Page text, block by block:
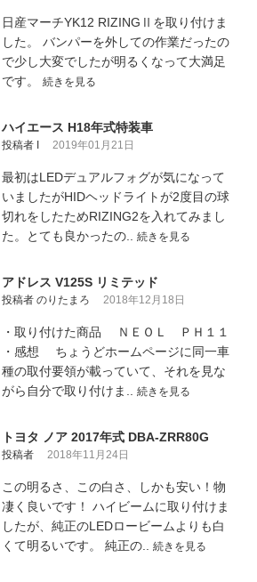
日産マーチYK12 RIZINGⅡを取り付けま
した。 バンパーを外しての作業だったの
で少し大変でしたが明るくなって大満足
です。 続きを見る
ハイエース H18年式特装車
投稿者 I 2019年01月21日
最初はLEDデュアルフォグが気になって
いましたがHIDヘッドライトが2度目の球
切れをしたためRIZING2を入れてみまし
た。とても良かったの.. 続きを見る
アドレス V125S リミテッド
投稿者 のりたまろ 2018年12月18日
・取り付けた商品 ＮＥＯＬ ＰＨ１１
・感想 ちょうどホームページに同一車
種の取付要領が載っていて、それを見な
がら自分で取り付けま.. 続きを見る
トヨタ ノア 2017年式 DBA-ZRR80G
投稿者 2018年11月24日
この明るさ、この白さ、しかも安い！物
凄く良いです！ ハイビームに取り付けま
したが、純正のLEDロービームよりも白
くて明るいです。 純正の.. 続きを見る